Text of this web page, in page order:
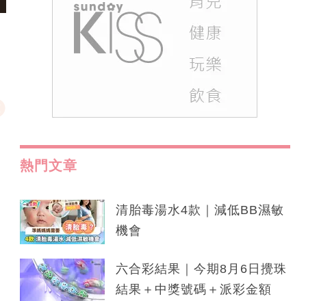
熱門文章
清胎毒湯水4款｜減低BB濕敏
機會
六合彩結果｜今期8月6日攪珠
結果＋中獎號碼＋派彩金額